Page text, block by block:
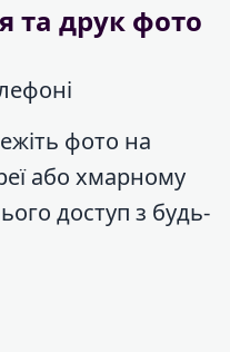
та друк фото
фото на
або хмарному
доступ з будь-